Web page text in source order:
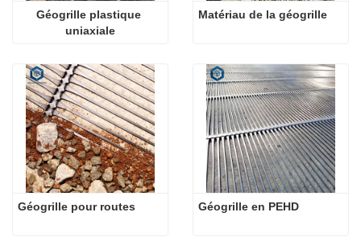
Géogrille plastique
uniaxiale
Matériau de la géogrille
Géogrille pour routes Géogrille en PEHD